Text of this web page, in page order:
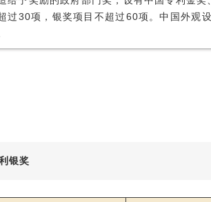
过30项，银奖项目不超过60项。中国外观
银奖